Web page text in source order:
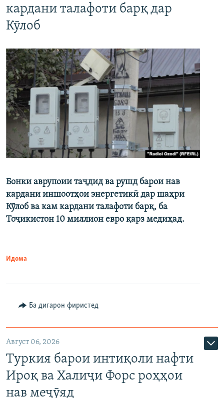
кардани талафоти барқ дар
Кӯлоб
Бонки аврупоии таҷдид ва рушд барои нав
кардани иншоотҳои энергетикӣ дар шаҳри
Кӯлоб ва кам кардани талафоти барқ, ба
Тоҷикистон 10 миллион евро қарз медиҳад.
Идома
Ба дигарон фиристед
Август 06, 2026
Туркия барои интиқоли нафти
Ироқ ва Халиҷи Форс роҳҳои
нав меҷӯяд